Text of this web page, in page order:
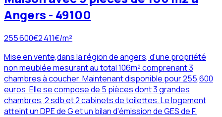
Angers - 49100
255 600€2 411€/m²
Mise en vente,dans la région de angers, d'une propriété
non meublée mesurant au total 106m² comprenant 3
chambres à coucher. Maintenant disponible pour 255,600
euros. Elle se compose de 5 pièces dont 3 grandes
chambres, 2 sdb et 2 cabinets de toilettes. Le logement
atteint un DPE de G et un bilan d'émission de GES de F.